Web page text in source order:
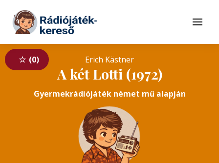
Tovább a tartalomhoz
Menü
0 Erich Kästner
A két Lotti (1972)
Gyermekrádiójáték német mű alapján